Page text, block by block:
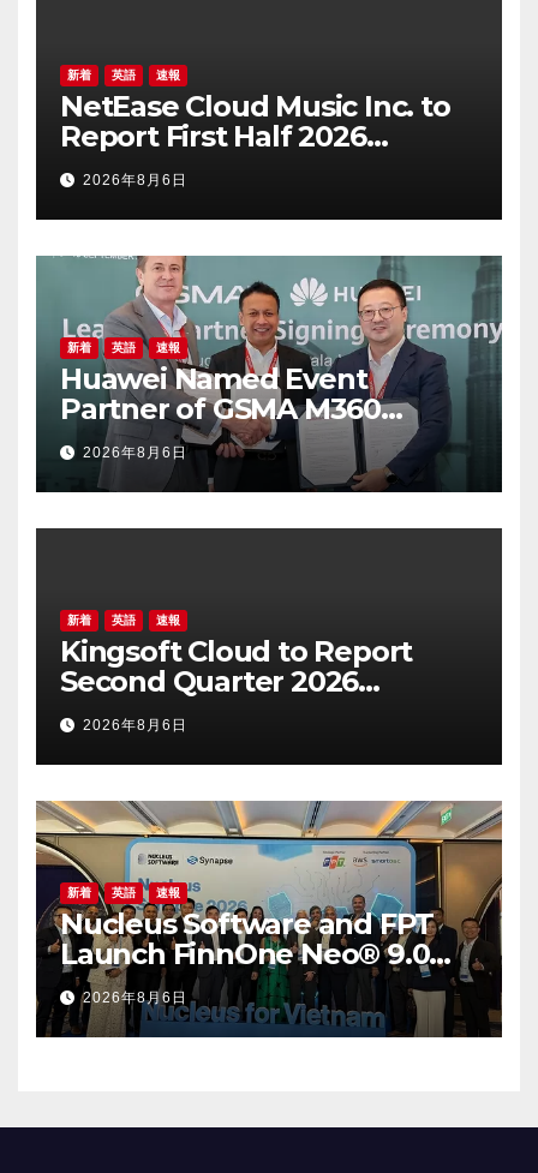
新着 英語 速報
NetEase Cloud Music Inc. to
Report First Half 2026
Financial Results on August
20, 2026
2026年8月6日
新着 英語 速報
Huawei Named Event
Partner of GSMA M360
ASEAN 2026
2026年8月6日
新着 英語 速報
Kingsoft Cloud to Report
Second Quarter 2026
Financial Results on August
19, 2026
2026年8月6日
新着 英語 速報
Nucleus Software and FPT
Launch FinnOne Neo® 9.0
and FinnAxia® 9.0 at the First
Nucleus Synapse Vietnam
2026年8月6日